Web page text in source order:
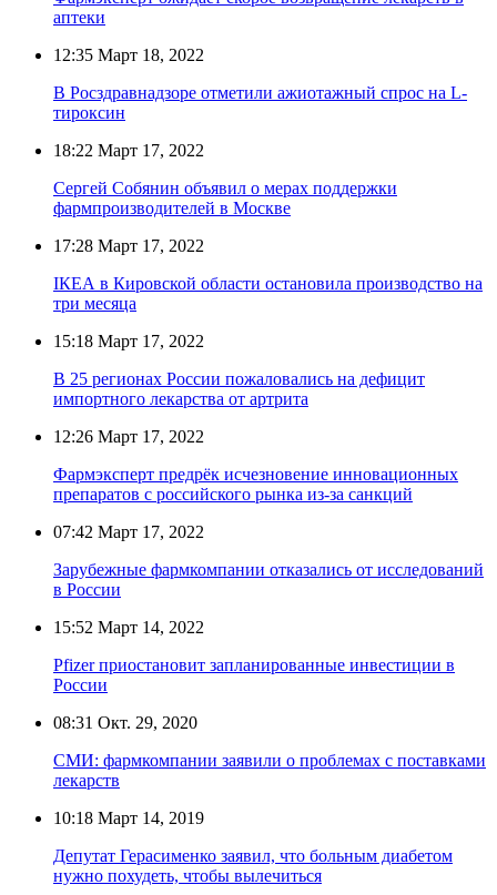
аптеки
12:35 Март 18, 2022
В Росздравнадзоре отметили ажиотажный спрос на L-
тироксин
18:22 Март 17, 2022
Сергей Собянин объявил о мерах поддержки
фармпроизводителей в Москве
17:28 Март 17, 2022
IКЕА в Кировской области остановила производство на
три месяца
15:18 Март 17, 2022
В 25 регионах России пожаловались на дефицит
импортного лекарства от артрита
12:26 Март 17, 2022
Фармэксперт предрёк исчезновение инновационных
препаратов с российского рынка из-за санкций
07:42 Март 17, 2022
Зарубежные фармкомпании отказались от исследований
в России
15:52 Март 14, 2022
Pfizer приостановит запланированные инвестиции в
России
08:31 Окт. 29, 2020
СМИ: фармкомпании заявили о проблемах с поставками
лекарств
10:18 Март 14, 2019
Депутат Герасименко заявил, что больным диабетом
нужно похудеть, чтобы вылечиться